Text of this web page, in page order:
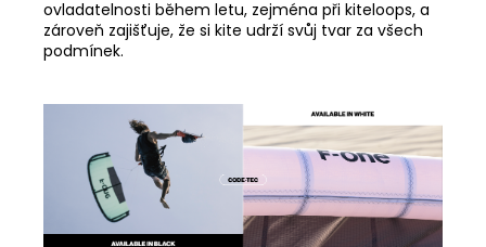
ovladatelnosti během letu, zejména při kiteloops, a
zároveň zajišťuje, že si kite udrží svůj tvar za všech
podmínek.